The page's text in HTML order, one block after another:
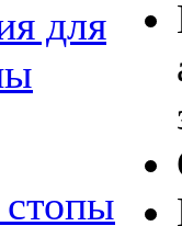
для